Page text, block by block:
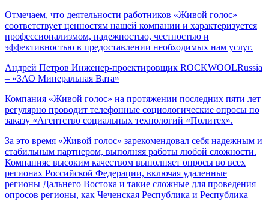
Отмечаем, что деятельности работников «Живой голос»
соответствует ценностям нашей компании и характеризуется
профессионализмом, надежностью, честностью и
эффективностью в предоставлении необходимых нам услуг.
Андрей Петров Инженер-проектировщик ROCKWOOLRussia
– «ЗАО Минеральная Вата»
Компания «Живой голос» на протяжении последних пяти лет
регулярно проводит телефонные социологические опросы по
заказу «Агентство социальных технологий «Политех».
За это время «Живой голос» зарекомендовал себя надежным и
стабильным партнером, выполняя работы любой сложности.
Компанияс высоким качеством выполняет опросы во всех
регионах Российской Федерации, включая удаленные
регионы Дальнего Востока и такие сложные для проведения
опросов регионы, как Чеченская Республика и Республика